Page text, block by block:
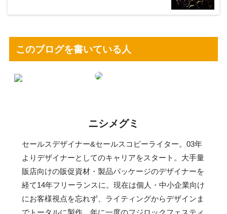
このブログを書いている人
ニシメグミ
セールスデザイナー&セールスコピーライター。03年
よりデザイナーとしてのキャリアをスタート。大手量
販店向けの販促資材・製品パッケージのデザイナーを
経て14年フリーランスに。現在は個人・中小企業向け
にお客様視点を忘れず、ライティングからデザインま